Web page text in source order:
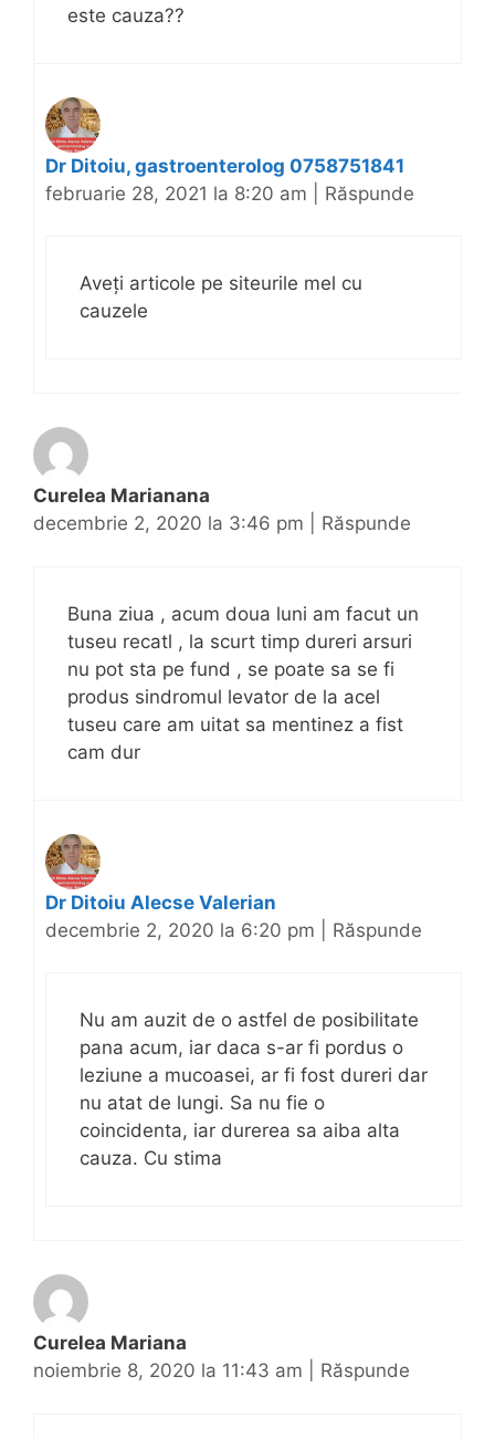
este cauza??
Dr Ditoiu, gastroenterolog 0758751841
februarie 28, 2021 la 8:20 am
Răspunde
Aveți articole pe siteurile mel cu
cauzele
Curelea Marianana
decembrie 2, 2020 la 3:46 pm
Răspunde
Buna ziua , acum doua luni am facut un
tuseu recatl , la scurt timp dureri arsuri
nu pot sta pe fund , se poate sa se fi
produs sindromul levator de la acel
tuseu care am uitat sa mentinez a fist
cam dur
Dr Ditoiu Alecse Valerian
decembrie 2, 2020 la 6:20 pm
Răspunde
Nu am auzit de o astfel de posibilitate
pana acum, iar daca s-ar fi pordus o
leziune a mucoasei, ar fi fost dureri dar
nu atat de lungi. Sa nu fie o
coincidenta, iar durerea sa aiba alta
cauza. Cu stima
Curelea Mariana
noiembrie 8, 2020 la 11:43 am
Răspunde